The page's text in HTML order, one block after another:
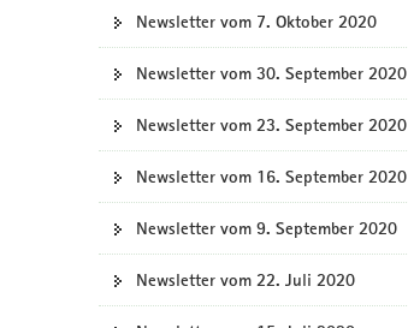
Newsletter vom 7. Oktober 2020
Newsletter vom 30. September 2020
Newsletter vom 23. September 2020
Newsletter vom 16. September 2020
Newsletter vom 9. September 2020
Newsletter vom 22. Juli 2020